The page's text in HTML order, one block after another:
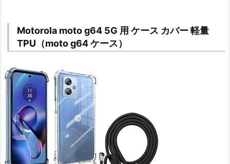
Motorola moto g64 5G 用 ケース カバー 軽量
TPU（moto g64 ケース）